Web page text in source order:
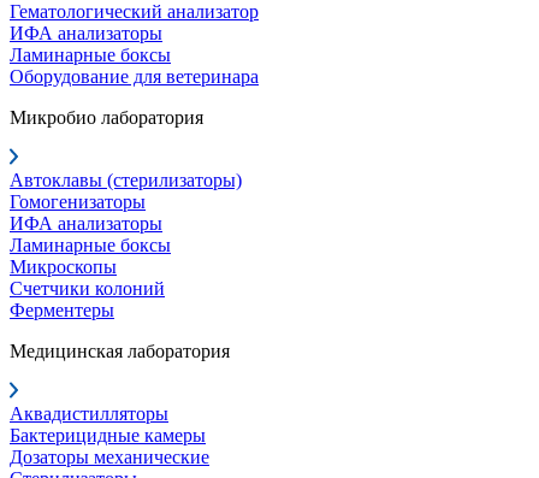
Гематологический анализатор
ИФА анализаторы
Ламинарные боксы
Оборудование для ветеринара
Микробио лаборатория
Автоклавы (стерилизаторы)
Гомогенизаторы
ИФА анализаторы
Ламинарные боксы
Микроскопы
Счетчики колоний
Ферментеры
Медицинская лаборатория
Аквадистилляторы
Бактерицидные камеры
Дозаторы механические